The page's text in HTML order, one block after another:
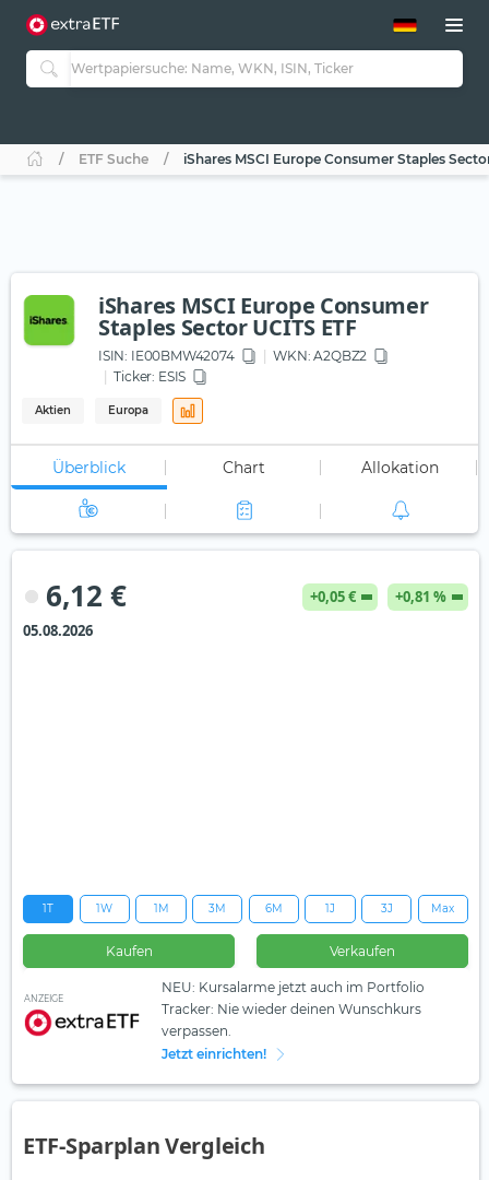
ETF-Guide 2.0
Guide Aktive ETFs
ETF-Sparpläne
ETF Suche iShares MSCI Europe Consumer Staples
iShares MSCI Europe Consumer
Staples Sector UCITS ETF
ISIN: IE00BMW42074 WKN: A2QBZ2
Ticker: ESIS
Aktien Europa
Überblick Chart Allokation
6,12 € +0,05 €
+0,81 %
05.08.2026
1T 1W 1M 3M 6M 1J 3J Max
Kaufen Verkaufen
ANZEIGE
NEU: Kursalarme jetzt auch im Portfolio
Tracker: Nie wieder deinen Wunschkurs
verpassen.
Jetzt einrichten!
ETF-Sparplan Vergleich